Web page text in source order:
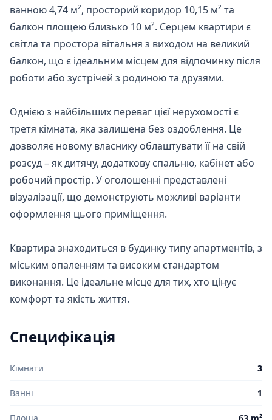
ванною 4,74 м², просторий коридор 10,15 м² та
балкон площею близько 10 м². Серцем квартири є
світла та простора вітальня з виходом на великий
балкон, що є ідеальним місцем для відпочинку після
роботи або зустрічей з родиною та друзями.
Однією з найбільших переваг цієї нерухомості є
третя кімната, яка залишена без оздоблення. Це
дозволяє новому власнику облаштувати її на свій
розсуд – як дитячу, додаткову спальню, кабінет або
робочий простір. У оголошенні представлені
візуалізації, що демонструють можливі варіанти
оформлення цього приміщення.
Квартира знаходиться в будинку типу апартментів, з
міським опаленням та високим стандартом
виконання. Це ідеальне місце для тих, хто цінує
комфорт та якість життя.
Специфікація
Кімнати 3
Ванні 1